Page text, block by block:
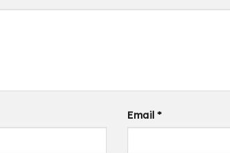
Email*